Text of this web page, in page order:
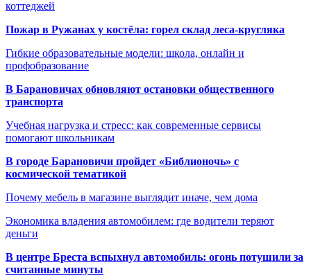
коттеджей
Пожар в Ружанах у костёла: горел склад леса-кругляка
Гибкие образовательные модели: школа, онлайн и
профобразование
В Барановичах обновляют остановки общественного
транспорта
Учебная нагрузка и стресс: как современные сервисы
помогают школьникам
В городе Барановичи пройдет «Библионочь» с
космической тематикой
Почему мебель в магазине выглядит иначе, чем дома
Экономика владения автомобилем: где водители теряют
деньги
В центре Бреста вспыхнул автомобиль: огонь потушили за
считанные минуты